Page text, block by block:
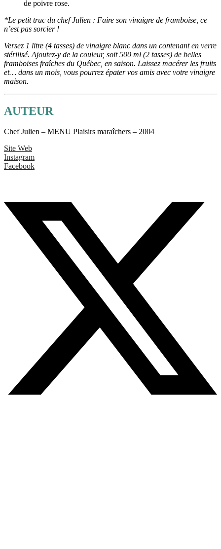
de poivre rose.
*Le petit truc du chef Julien : Faire son vinaigre de framboise, ce
n’est pas sorcier !
Versez 1 litre (4 tasses) de vinaigre blanc dans un contenant en verre
stérilisé. Ajoutez-y de la couleur, soit 500 ml (2 tasses) de belles
framboises fraîches du Québec, en saison. Laissez macérer les fruits
et… dans un mois, vous pourrez épater vos amis avec votre vinaigre
maison.
AUTEUR
Chef Julien – MENU Plaisirs maraîchers – 2004
Site Web
Instagram
Facebook